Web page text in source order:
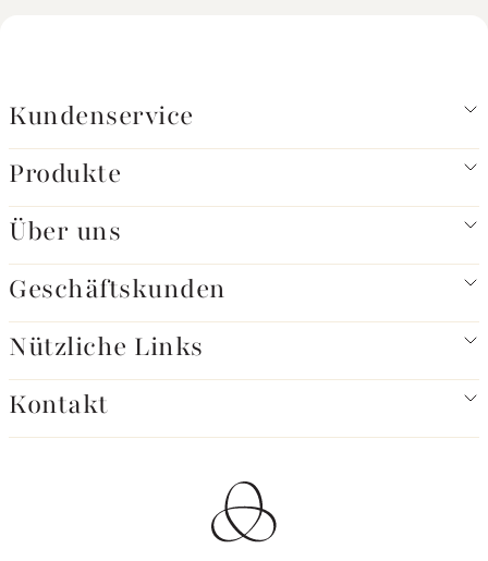
Kundenservice
Produkte
Über uns
Geschäftskunden
Nützliche Links
Kontakt